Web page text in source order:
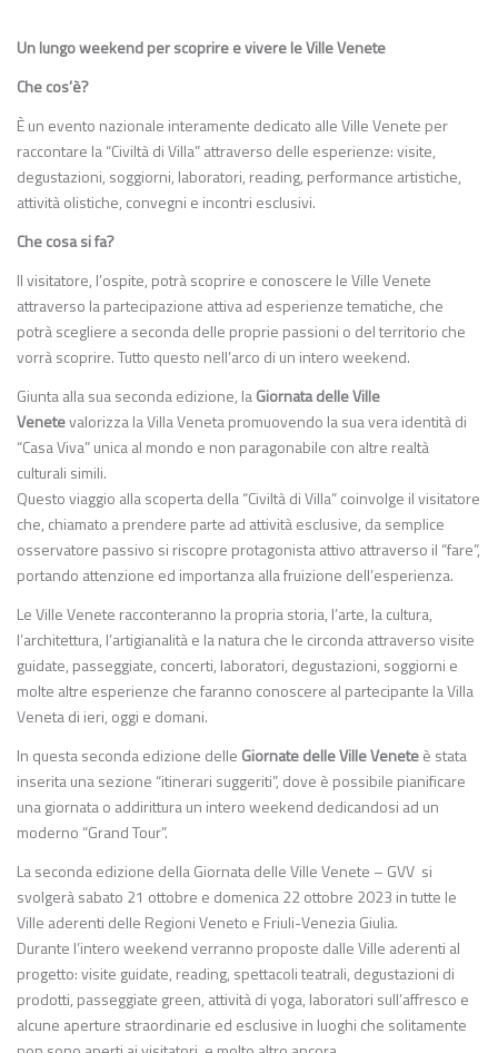
Un lungo weekend per scoprire e vivere le Ville Venete
Che cos’è?
È un evento nazionale interamente dedicato alle Ville Venete per
raccontare la “Civiltà di Villa” attraverso delle esperienze: visite,
degustazioni, soggiorni, laboratori, reading, performance artistiche,
attività olistiche, convegni e incontri esclusivi.
Che cosa si fa?
Il visitatore, l’ospite, potrà scoprire e conoscere le Ville Venete
attraverso la partecipazione attiva ad esperienze tematiche, che
potrà scegliere a seconda delle proprie passioni o del territorio che
vorrà scoprire. Tutto questo nell’arco di un intero weekend.
Giunta alla sua seconda edizione, laGiornata delle Ville
Venetevalorizza la Villa Veneta promuovendo la sua vera identità di
“Casa Viva” unica al mondo e non paragonabile con altre realtà
culturali simili.
Questo viaggio alla scoperta della “Civiltà di Villa” coinvolge il visitatore
che, chiamato a prendere parte ad attività esclusive, da semplice
osservatore passivo si riscopre protagonista attivo attraverso il “fare”,
portando attenzione ed importanza alla fruizione dell’esperienza.
Le Ville Venete racconteranno la propria storia, l’arte, la cultura,
l’architettura, l’artigianalità e la natura che le circonda attraverso visite
guidate, passeggiate, concerti, laboratori, degustazioni, soggiorni e
molte altre esperienze che faranno conoscere al partecipante la Villa
Veneta di ieri, oggi e domani.
In questa seconda edizione delle Giornate delle Ville Veneteè stata
inserita una sezione “itinerari suggeriti”, dove è possibile pianificare
una giornata o addirittura un intero weekend dedicandosi ad un
moderno “Grand Tour”.
La seconda edizione della Giornata delle Ville Venete – GVV si
svolgerà sabato 21 ottobre e domenica 22 ottobre 2023 in tutte le
Ville aderenti delle Regioni Veneto e Friuli-Venezia Giulia.
Durante l’intero weekend verranno proposte dalle Ville aderenti al
progetto: visite guidate, reading, spettacoli teatrali, degustazioni di
prodotti, passeggiate green, attività di yoga, laboratori sull’affresco e
alcune aperture straordinarie ed esclusive in luoghi che solitamente